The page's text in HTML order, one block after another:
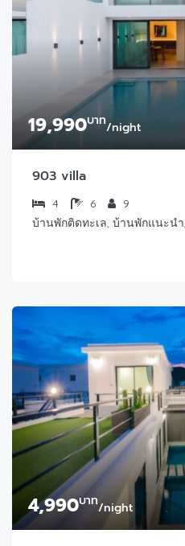
19,990บาท/night
903 villa
4 6
9
บ้านพักติดทะเล, บ้านพักแนะน
4,990บาท/night